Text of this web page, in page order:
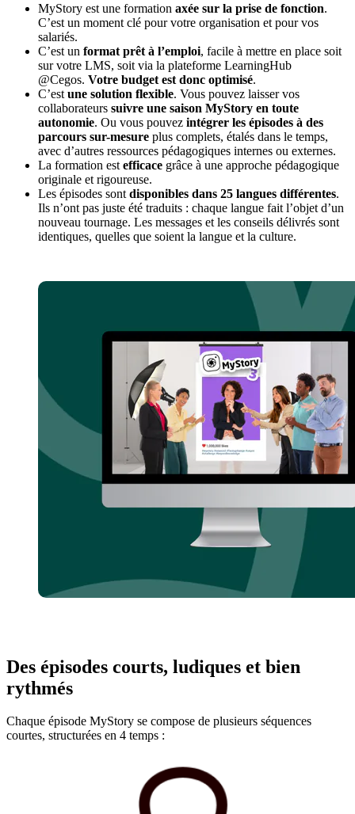
MyStory est une formation axée sur la prise de fonction.
C’est un moment clé pour votre organisation et pour vos
salariés.
C’est un format prêt à l’emploi, facile à mettre en place soit
sur votre LMS, soit via la plateforme LearningHub
@Cegos. Votre budget est donc optimisé.
C’est une solution flexible. Vous pouvez laisser vos
collaborateurs suivre une saison MyStory en toute
autonomie. Ou vous pouvez intégrer les épisodes à des
parcours sur-mesure plus complets, étalés dans le temps,
avec d’autres ressources pédagogiques internes ou externes.
La formation est efficace grâce à une approche pédagogique
originale et rigoureuse.
Les épisodes sont disponibles dans 25 langues différentes.
Ils n’ont pas juste été traduits : chaque langue fait l’objet d’un
nouveau tournage. Les messages et les conseils délivrés sont
identiques, quelles que soient la langue et la culture.
Des épisodes courts, ludiques et bien
rythmés
Chaque épisode MyStory se compose de plusieurs séquences
courtes, structurées en 4 temps :